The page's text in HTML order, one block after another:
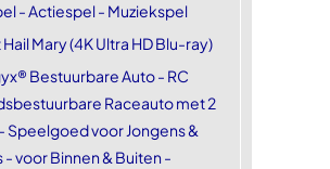
- Actiespel - Muziekspel
Mary (4K Ultra HD Blu-ray)
Bestuurbare Auto - RC
Raceauto met 2
Speelgoed voor Jongens &
- voor Binnen & Buiten -